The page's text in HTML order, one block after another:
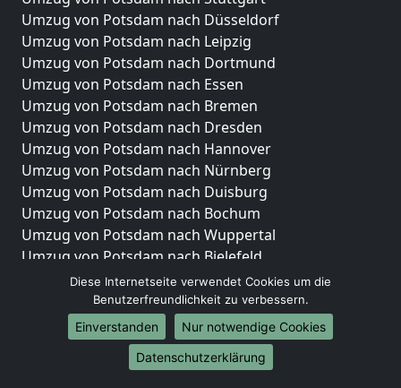
Umzug von Potsdam nach Düsseldorf
Umzug von Potsdam nach Leipzig
Umzug von Potsdam nach Dortmund
Umzug von Potsdam nach Essen
Umzug von Potsdam nach Bremen
Umzug von Potsdam nach Dresden
Umzug von Potsdam nach Hannover
Umzug von Potsdam nach Nürnberg
Umzug von Potsdam nach Duisburg
Umzug von Potsdam nach Bochum
Umzug von Potsdam nach Wuppertal
Umzug von Potsdam nach Bielefeld
Umzug von Potsdam nach Bonn
Umzug von Potsdam nach Münster
Internationale-Umzüge
Umzug von Potsdam nach Brasilien
Diese Internetseite verwendet Cookies um die
Benutzerfreundlichkeit zu verbessern.
Einverstanden
Nur notwendige Cookies
Datenschutzerklärung